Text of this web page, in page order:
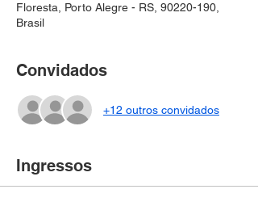
Floresta, Porto Alegre - RS, 90220-190,
Brasil
Convidados
+12 outros convidados
Ingressos